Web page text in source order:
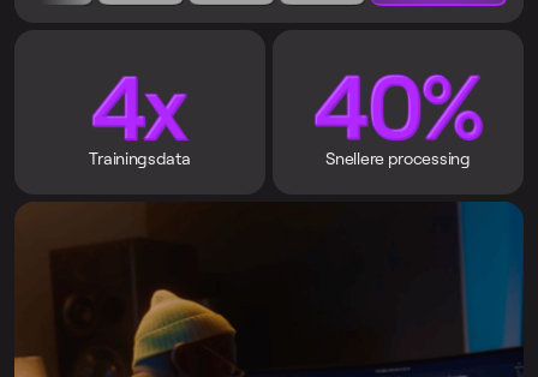
Trainingsdata Snellere processing